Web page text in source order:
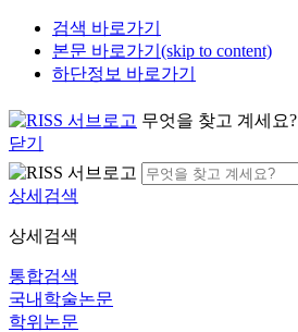
검색 바로가기
본문 바로가기(skip to content)
하단정보 바로가기
무엇을 찾고 계세요?
닫기
상세검색
상세검색
통합검색
국내학술논문
학위논문